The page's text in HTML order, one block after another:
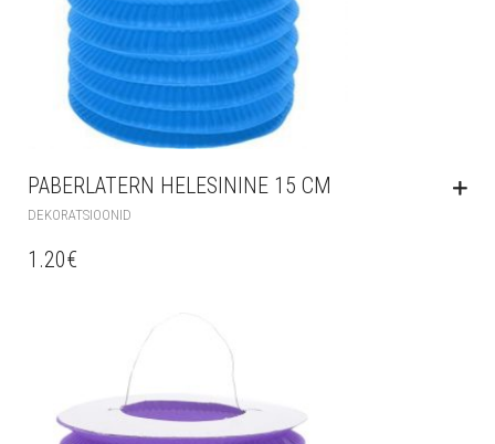
PABERLATERN HELESININE 15 CM
DEKORATSIOONID
1.20€